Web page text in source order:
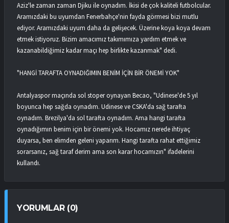
Aziz'le zaman zaman Djiku ile oynadım. İkisi de çok kaliteli futbolcular.
Aramızdaki bu uyumdan Fenerbahçe'nin fayda görmesi bizi mutlu
ediyor. Aramızdaki uyum daha da gelişecek. Üzerine koya koya devam
etmek istiyoruz. Bizim amacımız takımımıza yardım etmek ve
kazanabildiğimiz kadar maçı hep birlikte kazanmak" dedi.
"HANGİ TARAFTA OYNADIĞIMIN BENİM İÇİN BİR ÖNEMİ YOK"
Antalyaspor maçında sol stoper oynayan Becao, "Udinese'de 5 yıl
boyunca hep sağda oynadım. Udinese ve CSKA'da sağ tarafta
oynadım. Brezilya'da sol tarafta oynadım. Ama hangi tarafta
oynadığımın benim için bir önemi yok. Hocamız nerede ihtiyaç
duyarsa, ben elimden geleni yaparım. Hangi tarafta rahat ettiğimiz
sorarsanız, sağ taraf derim ama son karar hocamızın" ifadelerini
kullandı.
YORUMLAR (0)